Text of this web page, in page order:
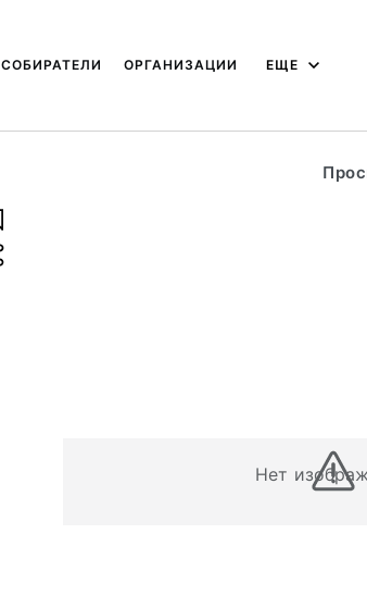
СОБИРАТЕЛИ ОРГАНИЗАЦИИ ЕЩЕ
Нет